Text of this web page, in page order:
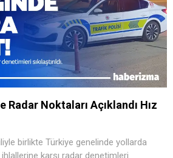
Noktaları Açıklandı Hız
birlikte Türkiye genelinde yollarda
karşı radar denetimleri